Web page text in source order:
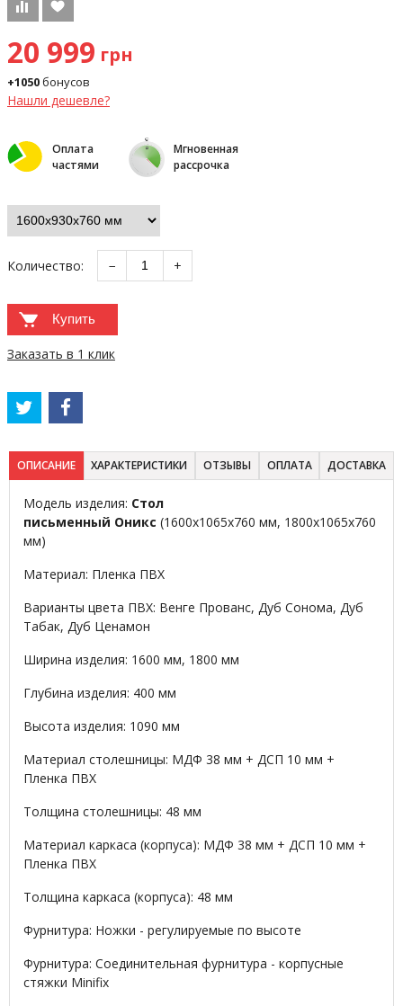
20 999 грн
+1050бонусов
Нашли дешевле?
Оплата
частями
Мгновенная
рассрочка
Количество: − +
Купить
Заказать в 1 клик
ОПИСАНИЕ ХАРАКТЕРИСТИКИ ОТЗЫВЫ ОПЛАТА ДОСТАВКА
Модель изделия: Стол
письменный Оникс (1600х1065х760 мм, 1800х1065х760
мм)
Материал: Пленка ПВХ
Варианты цвета ПВХ: Венге Прованс, Дуб Сонома, Дуб
Табак, Дуб Ценамон
Ширина изделия: 1600 мм, 1800 мм
Глубина изделия: 400 мм
Высота изделия: 1090 мм
Материал столешницы: МДФ 38 мм + ДСП 10 мм +
Пленка ПВХ
Толщина столешницы: 48 мм
Материал каркаса (корпуса): МДФ 38 мм + ДСП 10 мм +
Пленка ПВХ
Толщина каркаса (корпуса): 48 мм
Фурнитура: Ножки - регулируемые по высоте
Фурнитура: Соединительная фурнитура - корпусные
стяжки Minifix